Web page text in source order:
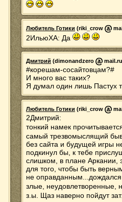
Любитель Готики (riki_crow
2ИльюХА: Да
Дмитрий (dimonandzero
#корешам-сосайтовцам?#
И много вас таких?
Я думал один лишь Пастух
Любитель Готики (riki_crow
2Дмитрий:
тонкий намек
самый трезвомыслящий
без сайта и будущей игры
подкинул бы, к тебе
слишком, в плане Аркании,
для того, чтобы быть
не
злые, неудовлетворенные,
з.ы. Щаз наверно пойдут